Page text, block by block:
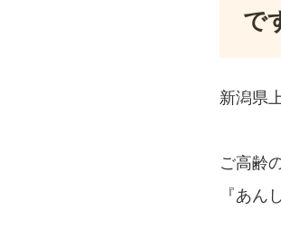
で
新潟県
ご高齢
『あん